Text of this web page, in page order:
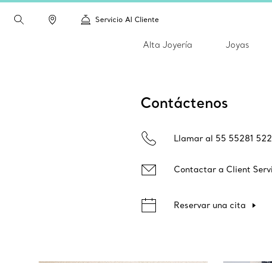
Servicio Al Cliente
Alta Joyería Joyas
Contáctenos
Llamar al 55 55281
Contactar a Client
Reservar una cita